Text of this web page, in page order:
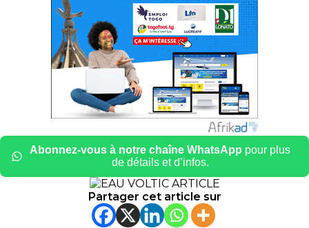
Abonnez-vous à notre chaîne WhatsApp pour plus
de détails et d’infos.
Partager cet article sur